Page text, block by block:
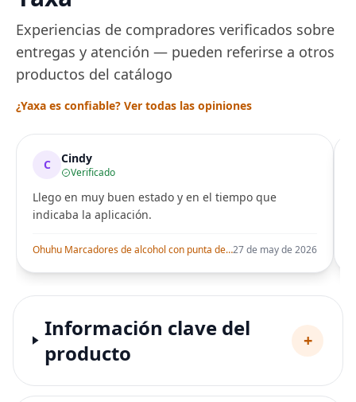
Experiencias de compradores verificados sobre
entregas y atención — pueden referirse a otros
productos del catálogo
¿Yaxa es confiable? Ver todas las opiniones
C Cindy
Verificado
Llego en muy buen estado y en el tiempo que
indicaba la aplicación.
Ohuhu Marcadores de alcohol con punta de pincel – Juego de marcadores artísticos de doble punta con certificación AP para artistas adultos27 de may de 2026
Información clave del
producto
+